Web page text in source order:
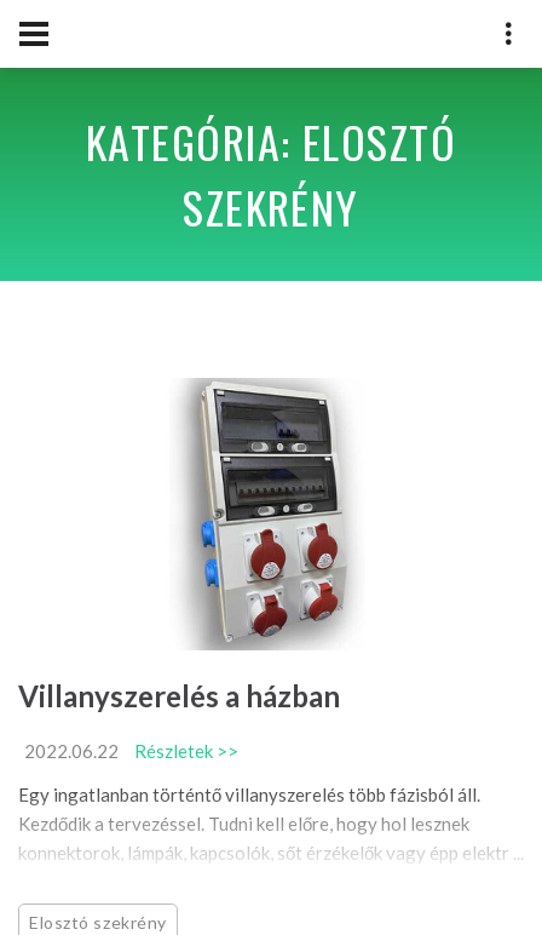
KATEGÓRIA: ELOSZTÓ
SZEKRÉNY
Villanyszerelés a házban
2022.06.22
Részletek >>
Egy ingatlanban történtő villanyszerelés több fázisból áll.
Kezdődik a tervezéssel. Tudni kell előre, hogy hol lesznek
konnektorok, lámpák, kapcsolók, sőt érzékelők vagy épp elektr ...
Elosztó szekrény